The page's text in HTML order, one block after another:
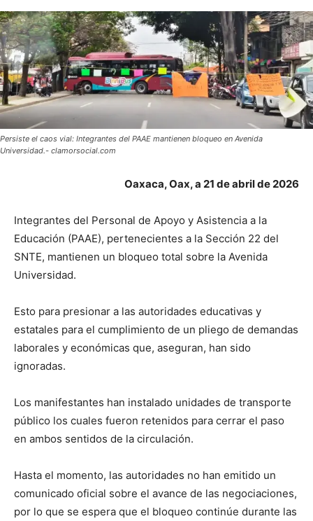
Persiste el caos vial: Integrantes del PAAE mantienen bloqueo en Avenida
Universidad.- clamorsocial.com
Oaxaca, Oax, a 21 de abril de 2026
Integrantes del Personal de Apoyo y Asistencia a la
Educación (PAAE), pertenecientes a la Sección 22 del
SNTE, mantienen un bloqueo total sobre la Avenida
Universidad.
Esto para presionar a las autoridades educativas y
estatales para el cumplimiento de un pliego de demandas
laborales y económicas que, aseguran, han sido
ignoradas.
Los manifestantes han instalado unidades de transporte
público los cuales fueron retenidos para cerrar el paso
en ambos sentidos de la circulación.
Hasta el momento, las autoridades no han emitido un
comunicado oficial sobre el avance de las negociaciones,
por lo que se espera que el bloqueo continúe durante las